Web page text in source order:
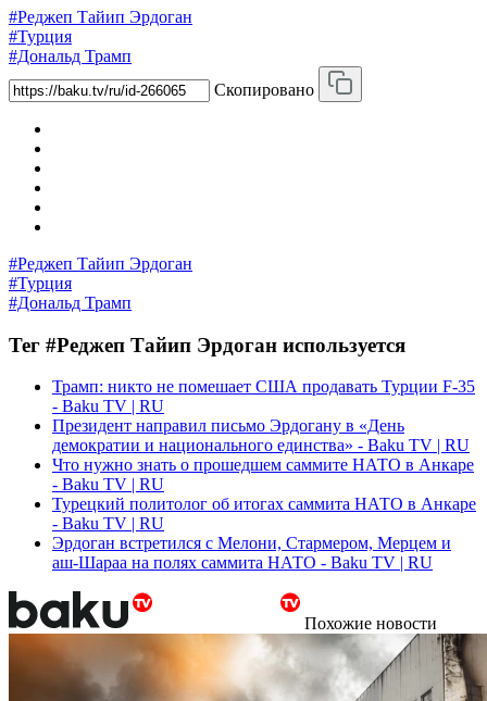
#Реджеп Тайип Эрдоган
#Турция
#Дональд Трамп
Скопировано
#Реджеп Тайип Эрдоган
#Турция
#Дональд Трамп
Тег #Реджеп Тайип Эрдоган используется
Трамп: никто не помешает США продавать Турции F-35
- Baku TV | RU
Президент направил письмо Эрдогану в «День
демократии и национального единства» - Baku TV | RU
Что нужно знать о прошедшем саммите НАТО в Анкаре
- Baku TV | RU
Турецкий политолог об итогах саммита НАТО в Анкаре
- Baku TV | RU
Эрдоган встретился с Мелони, Стармером, Мерцем и
аш-Шараа на полях саммита НАТО - Baku TV | RU
Похожие новости